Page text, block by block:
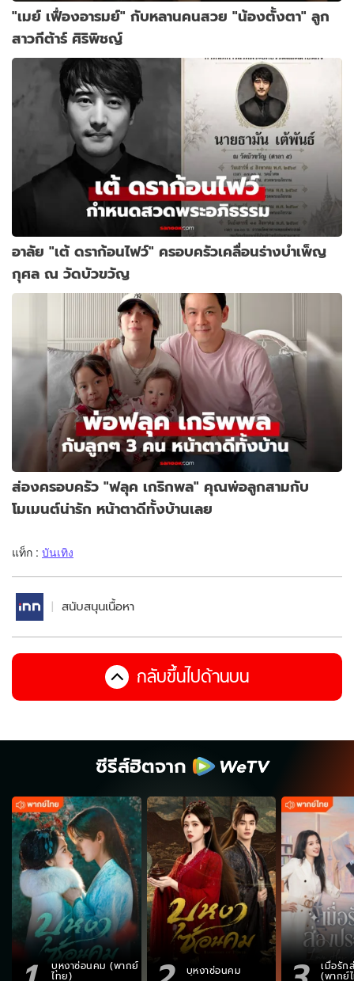
"เมย์ เฟื่องอารมย์" กับหลานคนสวย "น้องตั้งตา" ลูก
สาวกีต้าร์ ศิริพิชญ์
อาลัย "เต้ ดราก้อนไฟว์" ครอบครัวเคลื่อนร่างบำเพ็ญ
กุศล ณ วัดบัวขวัญ
ส่องครอบครัว "ฟลุค เกริกพล" คุณพ่อลูกสามกับ
โมเมนต์น่ารัก หน้าตาดีทั้งบ้านเลย
แท็ก : บันเทิง
สนับสนุนเนื้อหา
กลับขึ้นไปด้านบน
ซีรีส์ฮิตจาก
บุหงาซ่อนคม (พากย์
ไทย) บุหงาซ่อนคม เมื่อรัก
(พากย์